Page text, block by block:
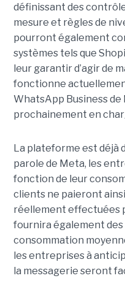
définissant des
mesure et règles de
pourront également
systèmes tels que
leur garantir d’agir de
fonctionne
WhatsApp Business
prochainement en
La plateforme est déjà
parole de Meta, les
fonction de leur
clients ne paieront
réellement effectuées
fournira également
consommation
les entreprises à
la messagerie seront